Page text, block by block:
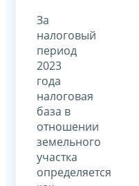
За
налоговый
период
2023
года
налоговая
база в
отношении
земельного
участка
определяется